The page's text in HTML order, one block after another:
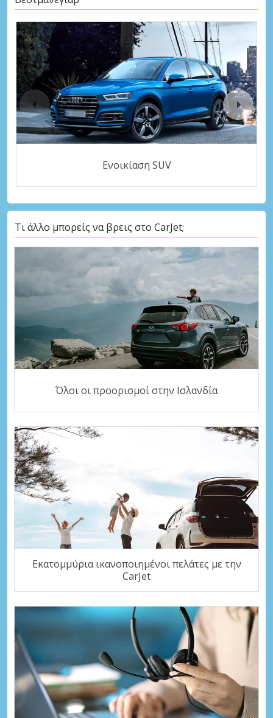
Ενοικίαση SUV
Τι άλλο μπορείς να βρεις στο CarJet;
Όλοι οι προορισμοί στην Ισλανδία
Εκατομμύρια ικανοποιημένοι πελάτες με την
CarJet